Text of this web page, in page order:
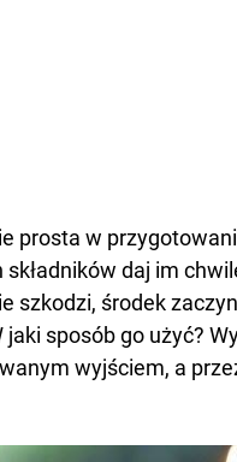
prosta w
daj im
szkodzi, środek
jaki sposób go użyć?
wyjściem, a